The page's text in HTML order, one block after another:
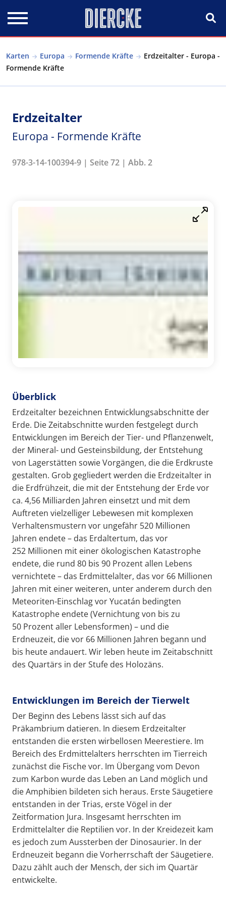
Karten Europa Formende Kräfte
Erdzeitalter - Europa -
Formende Kräfte
Erdzeitalter
Europa - Formende Kräfte
978-3-14-100394-9 | Seite 72 | Abb. 2
Überblick
Erdzeitalter bezeichnen Entwicklungsabschnitte der
Erde. Die Zeitabschnitte wurden festgelegt durch
Entwicklungen im Bereich der Tier- und Pflanzenwelt,
der Mineral- und Gesteinsbildung, der Entstehung
von Lagerstätten sowie Vorgängen, die die Erdkruste
gestalten. Grob gegliedert werden die Erdzeitalter in
die Erdfrühzeit, die mit der Entstehung der Erde vor
ca. 4,56 Milliarden Jahren einsetzt und mit dem
Auftreten vielzelliger Lebewesen mit komplexen
Verhaltensmustern vor ungefähr 520 Millionen
Jahren endete – das Erdaltertum, das vor
252 Millionen mit einer ökologischen Katastrophe
endete, die rund 80 bis 90 Prozent allen Lebens
vernichtete – das Erdmittelalter, das vor 66 Millionen
Jahren mit einer weiteren, unter anderem durch den
Meteoriten-Einschlag vor Yucatán bedingten
Katastrophe endete (Vernichtung von bis zu
50 Prozent aller Lebensformen) – und die
Erdneuzeit, die vor 66 Millionen Jahren begann und
bis heute andauert. Wir leben heute im Zeitabschnitt
des Quartärs in der Stufe des Holozäns.
Entwicklungen im Bereich der Tierwelt
Der Beginn des Lebens lässt sich auf das
Präkambrium datieren. In diesem Erdzeitalter
entstanden die ersten wirbellosen Meerestiere. Im
Bereich des Erdmittelalters herrschten im Tierreich
zunächst die Fische vor. Im Übergang vom Devon
zum Karbon wurde das Leben an Land möglich und
die Amphibien bildeten sich heraus. Erste Säugetiere
entstanden in der Trias, erste Vögel in der
Zeitformation Jura. Insgesamt herrschten im
Erdmittelalter die Reptilien vor. In der Kreidezeit kam
es jedoch zum Aussterben der Dinosaurier. In der
Erdneuzeit begann die Vorherrschaft der Säugetiere.
Dazu zählt auch der Mensch, der sich im Quartär
entwickelte.